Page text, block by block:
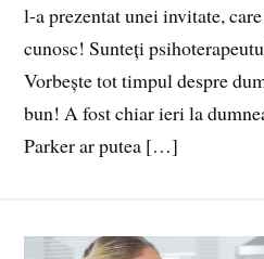
l‑a prezentat unei invitate,
cunosc! Sunteți
Vorbește tot timpul despre
bun! A fost chiar ieri la
Parker ar putea […]